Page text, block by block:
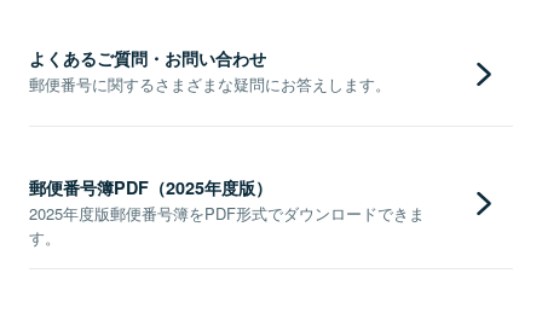
よくあるご質問・お問い合わせ
郵便番号に関するさまざまな疑問にお答えします。
郵便番号簿PDF（2025年度版）
2025年度版郵便番号簿をPDF形式でダウンロードできま
す。